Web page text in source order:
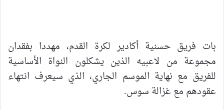
بات فريق حسنية أكادير لكرة القدم، مهددا بفقدان
مجموعة من لاعبيه الذين يشكلون النواة الأساسية
للفريق مع نهاية الموسم الجاري، الذي سيعرف انتهاء
عقودهم مع غزالة سوس.